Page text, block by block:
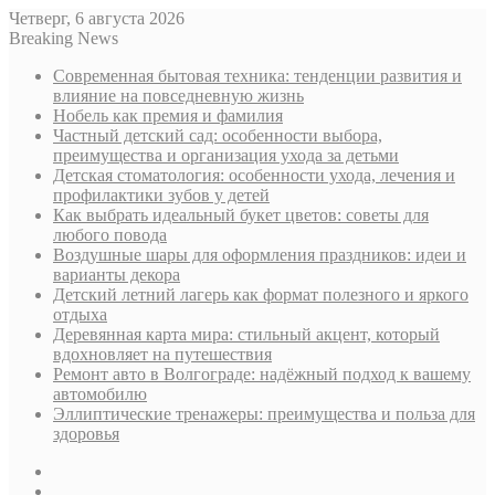
Четверг, 6 августа 2026
Breaking News
Современная бытовая техника: тенденции развития и
влияние на повседневную жизнь
Нобель как премия и фамилия
Частный детский сад: особенности выбора,
преимущества и организация ухода за детьми
Детская стоматология: особенности ухода, лечения и
профилактики зубов у детей
Как выбрать идеальный букет цветов: советы для
любого повода
Воздушные шары для оформления праздников: идеи и
варианты декора
Детский летний лагерь как формат полезного и яркого
отдыха
Деревянная карта мира: стильный акцент, который
вдохновляет на путешествия
Ремонт авто в Волгограде: надёжный подход к вашему
автомобилю
Эллиптические тренажеры: преимущества и польза для
здоровья